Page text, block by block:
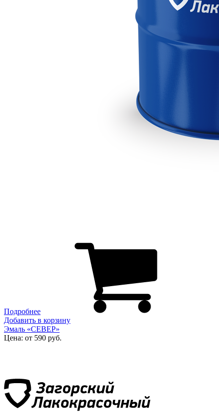
Подробнее
Добавить в корзину
Эмаль «СЕВЕР»
Цена: от 590 руб.